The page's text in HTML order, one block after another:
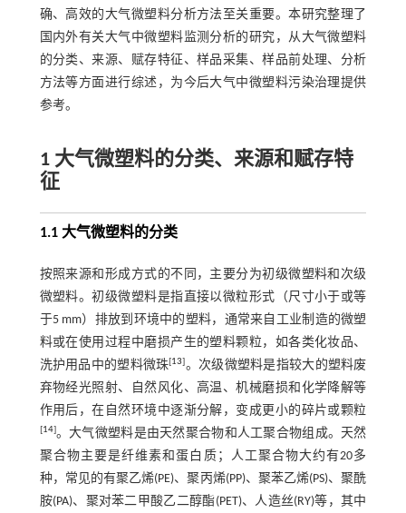
确、高效的大气微塑料分析方法至关重要。本研究整理了
国内外有关大气中微塑料监测分析的研究，从大气微塑料
的分类、来源、赋存特征、样品采集、样品前处理、分析
方法等方面进行综述，为今后大气中微塑料污染治理提供
参考。
1 大气微塑料的分类、来源和赋存特
征
1.1 大气微塑料的分类
按照来源和形成方式的不同，主要分为初级微塑料和次级
微塑料。初级微塑料是指直接以微粒形式（尺寸小于或等
于5 mm）排放到环境中的塑料，通常来自工业制造的微塑
料或在使用过程中磨损产生的塑料颗粒，如各类化妆品、
洗护用品中的塑料微珠[13]。次级微塑料是指较大的塑料废
弃物经光照射、自然风化、高温、机械磨损和化学降解等
作用后，在自然环境中逐渐分解，变成更小的碎片或颗粒
[14]。大气微塑料是由天然聚合物和人工聚合物组成。天然
聚合物主要是纤维素和蛋白质；人工聚合物大约有20多
种，常见的有聚乙烯(PE)、聚丙烯(PP)、聚苯乙烯(PS)、聚酰
胺(PA)、聚对苯二甲酸乙二醇酯(PET)、人造丝(RY)等，其中